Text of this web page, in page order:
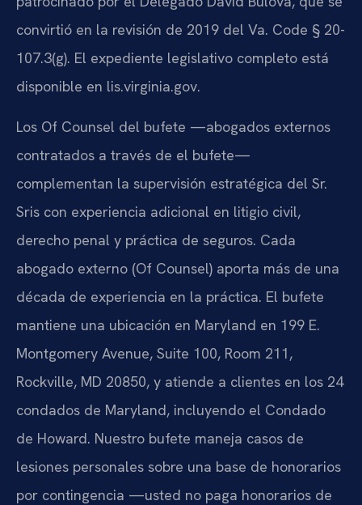
convirtió en la revisión de 2019 del Va. Code § 20-
107.3(g). El expediente legislativo completo está
disponible en lis.virginia.gov.
Los Of Counsel del bufete —abogados externos
contratados a través de el bufete—
complementan la supervisión estratégica del Sr.
Sris con experiencia adicional en litigio civil,
derecho penal y práctica de seguros. Cada
abogado externo (Of Counsel) aporta más de una
década de experiencia en la práctica. El bufete
mantiene una ubicación en Maryland en 199 E.
Montgomery Avenue, Suite 100, Room 211,
Rockville, MD 20850, y atiende a clientes en los 24
condados de Maryland, incluyendo el Condado
de Howard. Nuestro bufete maneja casos de
lesiones personales sobre una base de honorarios
por contingencia —usted no paga honorarios de